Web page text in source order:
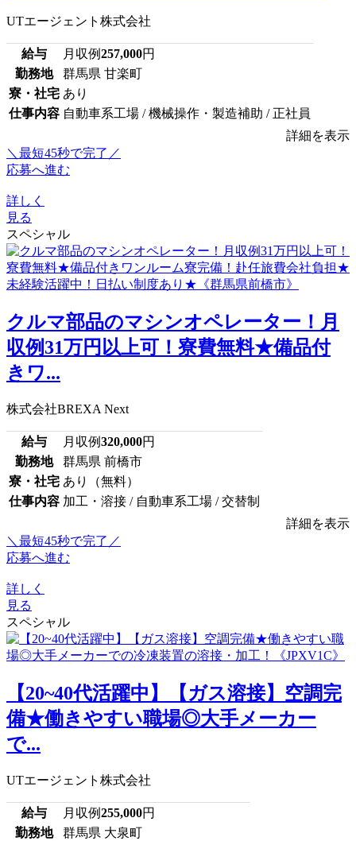
UTエージェント株式会社
給与 月収例257,000円
勤務地
群馬県 甘楽町
寮・社宅 あり
仕事内容 自動車系工場 / 機械操作・製造補助 / 正社員
詳細を表示
＼最短45秒で完了／
応募へ進む
詳しく
見る
スペシャル
クルマ部品のマシンオペレーター！月
収例31万円以上可！寮費無料★備品付
きワ...
株式会社BREXA Next
給与 月収例320,000円
勤務地
群馬県 前橋市
寮・社宅 あり（無料）
仕事内容 加工・溶接 / 自動車系工場 / 交替制
詳細を表示
＼最短45秒で完了／
応募へ進む
詳しく
見る
スペシャル
【20~40代活躍中】【ガス溶接】空調完
備★働きやすい職場◎大手メーカー
で...
UTエージェント株式会社
給与 月収例255,000円
勤務地
群馬県 大泉町